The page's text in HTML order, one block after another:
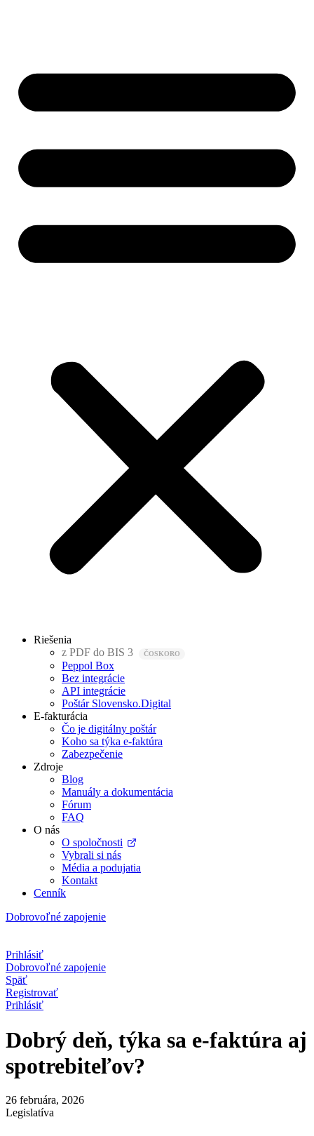
Riešenia
z PDF do BIS 3
Peppol Box
Bez integrácie
API integrácie
Poštár Slovensko.Digital
E-fakturácia
Čo je digitálny poštár
Koho sa týka e-faktúra
Zabezpečenie
Zdroje
Blog
Manuály a dokumentácia
Fórum
FAQ
O nás
O spoločnosti
Vybrali si nás
Média a podujatia
Kontakt
Cenník
Dobrovoľné zapojenie
Prihlásiť
Dobrovoľné zapojenie
Späť
Registrovať
Prihlásiť
Dobrý deň, týka sa e‑faktúra aj
spotrebiteľov?
26 februára, 2026
Legislatíva